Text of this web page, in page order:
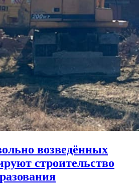
возведённых
строительство